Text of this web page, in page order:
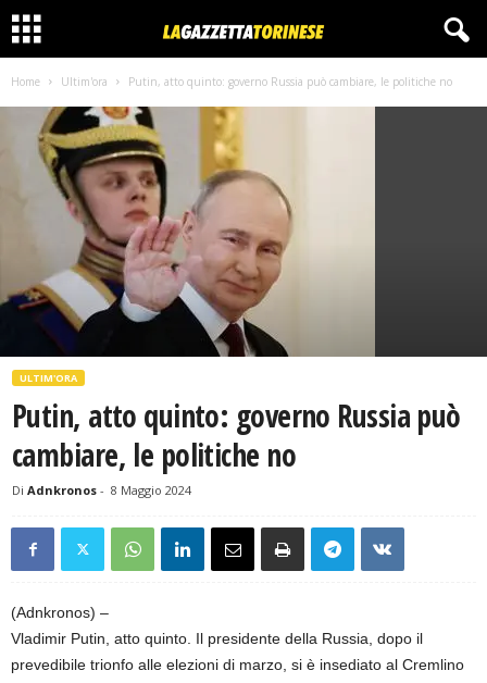
Home Ultim'ora Putin, atto quinto: governo Russia può cambiare, le politiche no
ULTIM'ORA
Putin, atto quinto: governo Russia può
cambiare, le politiche no
Di Adnkronos - 8 Maggio 2024
(Adnkronos) –
Vladimir Putin, atto quinto. Il presidente della Russia, dopo il
prevedibile trionfo alle elezioni di marzo, si è insediato al Cremlino